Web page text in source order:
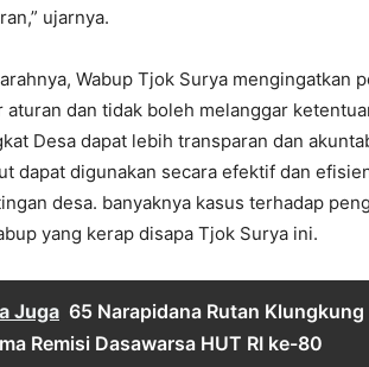
ujarnya.
Wabup Tjok Surya mengingatkan
aturan dan tidak boleh melanggar
Desa dapat lebih transparan dan
dapat digunakan secara efektif dan
desa. banyaknya kasus terhadap
yang kerap disapa Tjok Surya ini.
Juga 65 Narapidana Rutan
Remisi Dasawarsa HUT RI ke-80